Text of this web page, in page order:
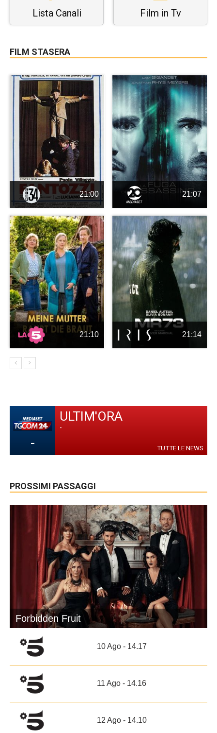
Lista Canali Film in Tv
FILM STASERA
21:00 21:07
21:10 21:14
-
ULTIM'ORA
-
TUTTE LE NEWS
PROSSIMI PASSAGGI
Forbidden Fruit
10 Ago - 14.17
11 Ago - 14.16
12 Ago - 14.10